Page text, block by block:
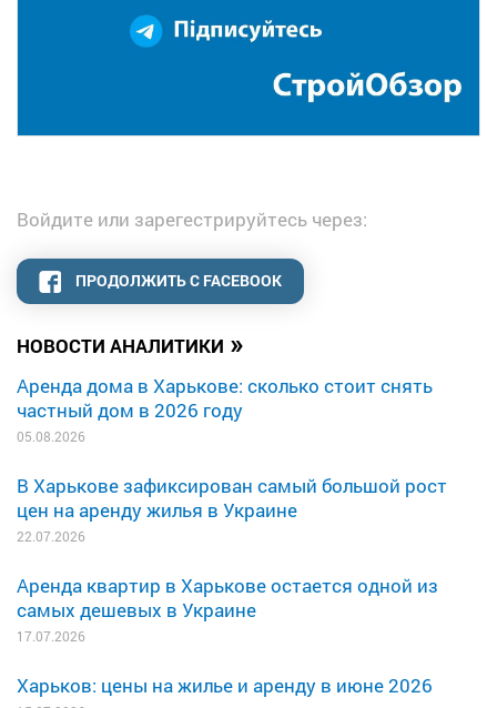
НОВОСТИ АНАЛИТИКИ »
Аренда дома в Харькове: сколько стоит снять
частный дом в 2026 году
05.08.2026
В Харькове зафиксирован самый большой рост
цен на аренду жилья в Украине
22.07.2026
Аренда квартир в Харькове остается одной из
самых дешевых в Украине
17.07.2026
Харьков: цены на жилье и аренду в июне 2026
Войдите или зарегестрируйтесь через:
ПРОДОЛЖИТЬ С FACEBOOK